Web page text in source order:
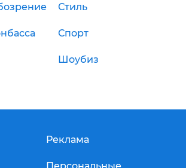
Стиль
Спорт
Шоубиз
Реклама